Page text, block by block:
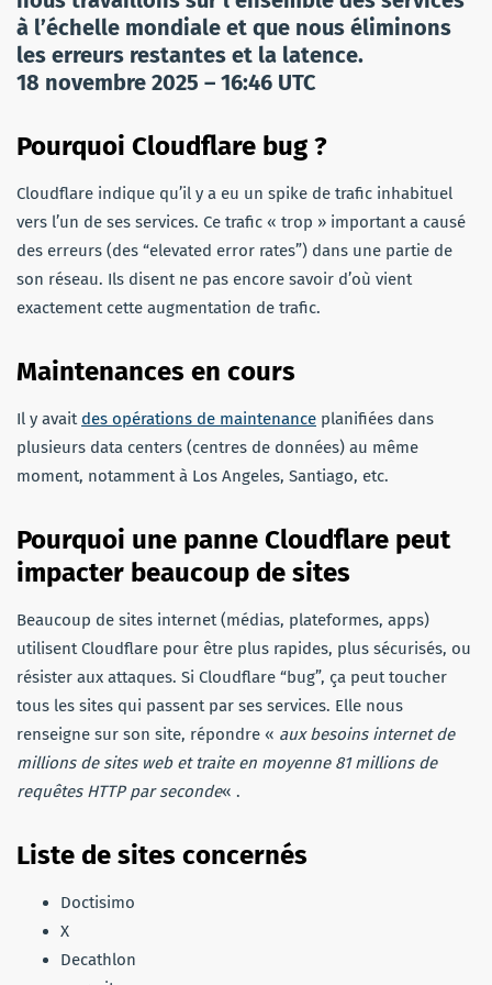
à l’échelle mondiale et que nous éliminons
les erreurs restantes et la latence.
18 novembre 2025 – 16:46 UTC
Pourquoi Cloudflare bug ?
Cloudflare indique qu’il y a eu un spike de trafic inhabituel
vers l’un de ses services. Ce trafic « trop » important a causé
des erreurs (des “elevated error rates”) dans une partie de
son réseau. Ils disent ne pas encore savoir d’où vient
exactement cette augmentation de trafic.
Maintenances en cours
Il y avait des opérations de maintenance planifiées dans
plusieurs data centers (centres de données) au même
moment, notamment à Los Angeles, Santiago, etc.
Pourquoi une panne Cloudflare peut
impacter beaucoup de sites
Beaucoup de sites internet (médias, plateformes, apps)
utilisent Cloudflare pour être plus rapides, plus sécurisés, ou
résister aux attaques. Si Cloudflare “bug”, ça peut toucher
tous les sites qui passent par ses services. Elle nous
renseigne sur son site, répondre « aux besoins internet de
millions de sites web et traite en moyenne 81 millions de
requêtes HTTP par seconde« .
Liste de sites concernés
Doctisimo
X
Decathlon